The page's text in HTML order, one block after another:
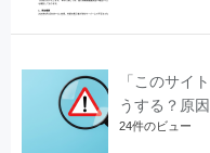
「このサイ
うする？原
24件のビュー